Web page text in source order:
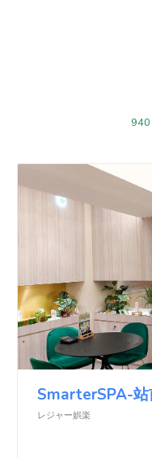
940
レジャー娯楽